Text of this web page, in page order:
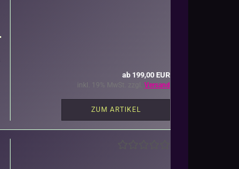
ab 199,00 EUR
inkl. 19% MwSt. zzgl. Versand
ZUM ARTIKEL